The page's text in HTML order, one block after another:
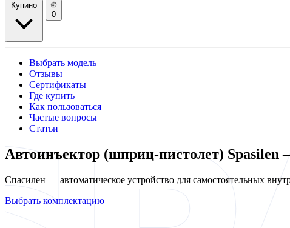
Купино
0
Выбрать модель
Отзывы
Сертификаты
Где купить
Как пользоваться
Частые вопросы
Статьи
Автоинъектор (шприц-пистолет) Spasilen
Спасилен — автоматическое устройство для самостоятельных
Выбрать комплектацию